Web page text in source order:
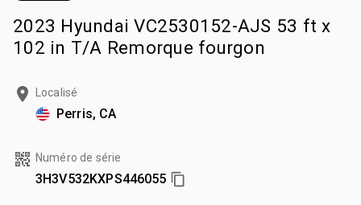
2023 Hyundai VC2530152-AJS 53 ft x
102 in T/A Remorque fourgon
Localisé
Perris, CA
Numéro de série
3H3V532KXPS446055